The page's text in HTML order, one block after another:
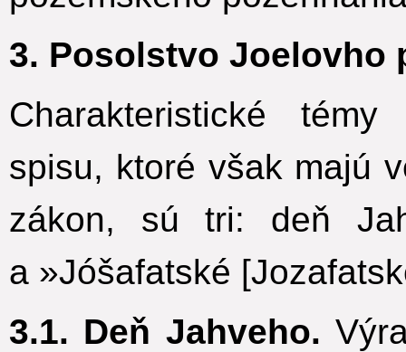
3. Posolstvo Joelovho
Charakteristické
spisu, ktoré však majú
zákon, sú tri: deň
a »Jóšafatské
3.1. Deň Jahveho.